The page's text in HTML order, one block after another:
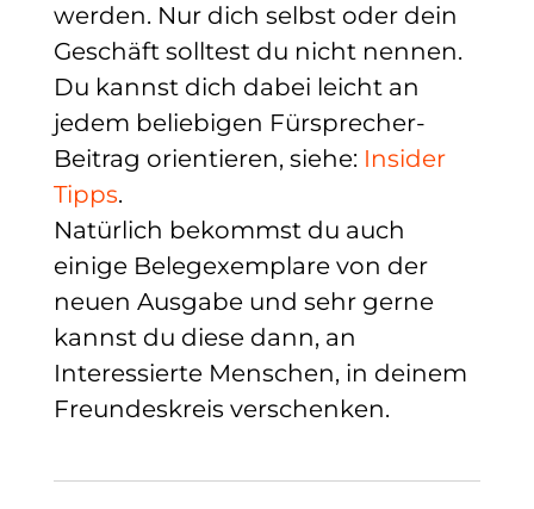
werden. Nur dich selbst oder dein
Geschäft solltest du nicht nennen.
Du kannst dich dabei leicht an
jedem beliebigen Fürsprecher-
Beitrag orientieren, siehe: Insider
Tipps.
Natürlich bekommst du auch
einige Belegexemplare von der
neuen Ausgabe und sehr gerne
kannst du diese dann, an
Interessierte Menschen, in deinem
Freundeskreis verschenken.